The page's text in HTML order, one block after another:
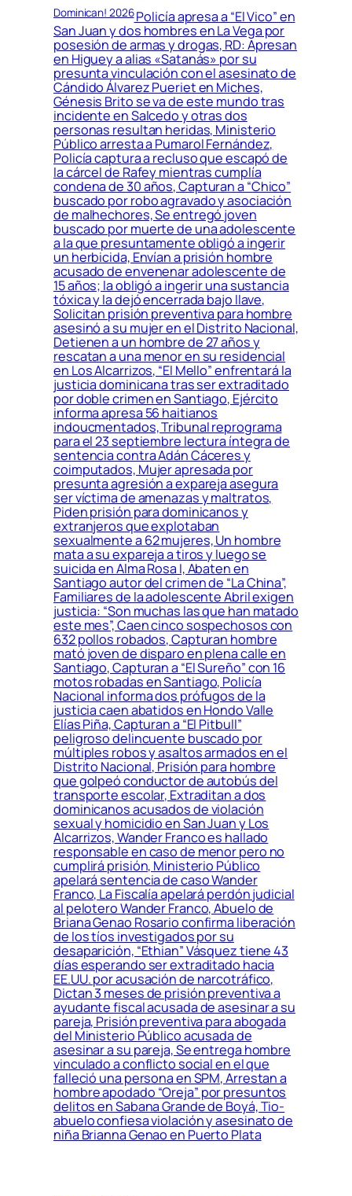
Dominican! 2026Policía apresa a “El Vico” en
San Juan y dos hombres en La Vega por
posesión de armas y drogas, RD: Apresan
en Higuey a alias «Satanás» por su
presunta vinculación con el asesinato de
Cándido Álvarez Pueriet en Miches,
Génesis Brito se va de este mundo tras
incidente en Salcedo y otras dos
personas resultan heridas, Ministerio
Público arresta a Pumarol Fernández,
Policía captura a recluso que escapó de
la cárcel de Rafey mientras cumplía
condena de 30 años, Capturan a “Chico”
buscado por robo agravado y asociación
de malhechores, Se entregó joven
buscado por muerte de una adolescente
a la que presuntamente obligó a ingerir
un herbicida, Envían a prisión hombre
acusado de envenenar adolescente de
15 años; la obligó a ingerir una sustancia
tóxica y la dejó encerrada bajo llave,
Solicitan prisión preventiva para hombre
asesinó a su mujer en el Distrito Nacional,
Detienen a un hombre de 27 años y
rescatan a una menor en su residencial
en Los Alcarrizos, “El Mello” enfrentará la
justicia dominicana tras ser extraditado
por doble crimen en Santiago, Ejército
informa apresa 56 haitianos
indoucmentados, Tribunal reprograma
para el 23 septiembre lectura íntegra de
sentencia contra Adán Cáceres y
coimputados, Mujer apresada por
presunta agresión a expareja asegura
ser víctima de amenazas y maltratos,
Piden prisión para dominicanos y
extranjeros que explotaban
sexualmente a 62 mujeres, Un hombre
mata a su expareja a tiros y luego se
suicida en Alma Rosa I, Abaten en
Santiago autor del crimen de “La China”,
Familiares de la adolescente Abril exigen
justicia: “Son muchas las que han matado
este mes”, Caen cinco sospechosos con
632 pollos robados, Capturan hombre
mató joven de disparo en plena calle en
Santiago, Capturan a “El Sureño” con 16
motos robadas en Santiago, Policía
Nacional informa dos prófugos de la
justicia caen abatidos en Hondo Valle
Elías Piña, Capturan a “El Pitbull”
peligroso delincuente buscado por
múltiples robos y asaltos armados en el
Distrito Nacional, Prisión para hombre
que golpeó conductor de autobús del
transporte escolar, Extraditan a dos
dominicanos acusados de violación
sexual y homicidio en San Juan y Los
Alcarrizos, Wander Franco es hallado
responsable en caso de menor pero no
cumplirá prisión, Ministerio Público
apelará sentencia de caso Wander
Franco, La Fiscalía apelará perdón judicial
al pelotero Wander Franco, Abuelo de
Briana Genao Rosario confirma liberación
de los tíos investigados por su
desaparición, “Ethian” Vásquez tiene 43
días esperando ser extraditado hacia
EE.UU. por acusación de narcotráfico,
Dictan 3 meses de prisión preventiva a
ayudante fiscal acusada de asesinar a su
pareja, Prisión preventiva para abogada
del Ministerio Público acusada de
asesinar a su pareja, Se entrega hombre
vinculado a conflicto social en el que
falleció una persona en SPM, Arrestan a
hombre apodado “Oreja” por presuntos
delitos en Sabana Grande de Boyá, Tio-
abuelo confiesa violación y asesinato de
niña Brianna Genao en Puerto Plata